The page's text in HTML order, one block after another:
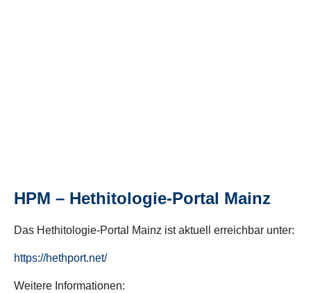
HPM – Hethitologie-Portal Mainz
Das Hethitologie-Portal Mainz ist aktuell erreichbar unter:
https://hethport.net/
Weitere Informationen: